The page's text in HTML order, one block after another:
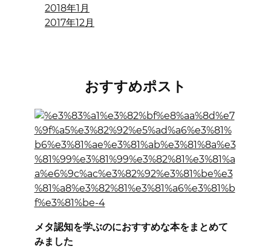
2018年1月
2017年12月
おすすめポスト
メタ認知を学ぶのにおすすめな本をまとめて
みました